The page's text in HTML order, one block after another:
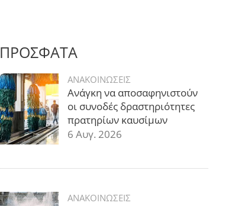
ΠΡΟΣΦΑΤΑ
ΑΝΑΚΟΙΝΩΣΕΙΣ
Ανάγκη να αποσαφηνιστούν
οι συνοδές δραστηριότητες
πρατηρίων καυσίμων
6 Αυγ. 2026
ΑΝΑΚΟΙΝΩΣΕΙΣ